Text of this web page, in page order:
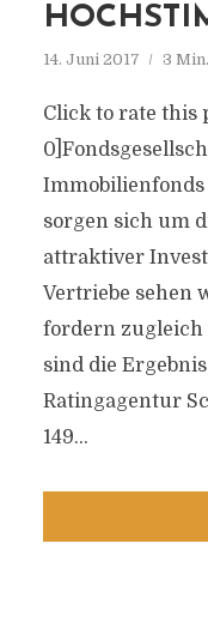
14. Juni 2017 3
Click to rate this
sorgen sich um
attraktiver
Vertriebe sehen
fordern zugleich
sind die
Ratingagentur
149...